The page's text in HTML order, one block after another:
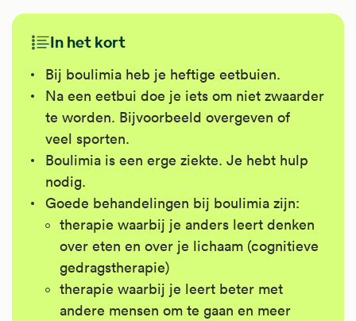
In het kort
Bij boulimia heb je heftige eetbuien.
Na een eetbui doe je iets om niet zwaarder
te worden. Bijvoorbeeld overgeven of
veel sporten.
Boulimia is een erge ziekte. Je hebt hulp
nodig.
Goede behandelingen bij boulimia zijn:
therapie waarbij je anders leert denken
over eten en over je lichaam (cognitieve
gedragstherapie)
therapie waarbij je leert beter met
andere mensen om te gaan en meer